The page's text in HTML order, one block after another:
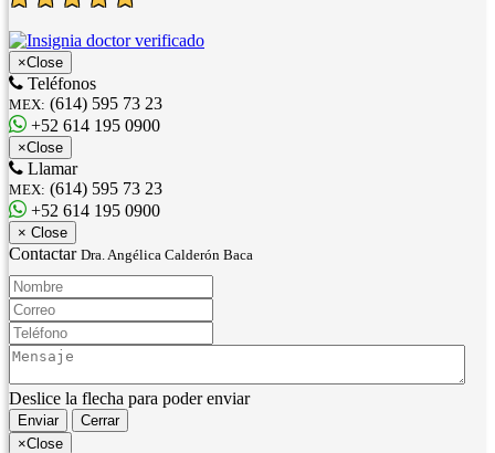
×Close
Teléfonos
MEX: (614) 595 73 23
+52 614 195 0900
×Close
Llamar
MEX: (614) 595 73 23
+52 614 195 0900
× Close
Contactar Dra. Angélica Calderón Baca
Nombre:
Correo:
Teléfono:
Mensaje:
Deslice la flecha para poder enviar
Enviar
Cerrar
×Close